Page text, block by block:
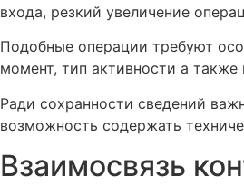
входа, резкий увеличение
Подобные операции требуют
момент, тип активности а также
Ради сохранности сведений
возможность содержать
Взаимосвязь